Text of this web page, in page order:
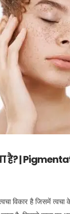
है? |
विकार है जिसमें